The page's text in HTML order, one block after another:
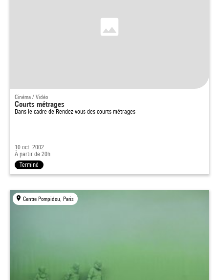
Cinéma / Vidéo
Courts métrages
Dans le cadre de Rendez-vous des courts métrages
10 oct. 2002
À partir de 20h
Terminé
Centre Pompidou, Paris